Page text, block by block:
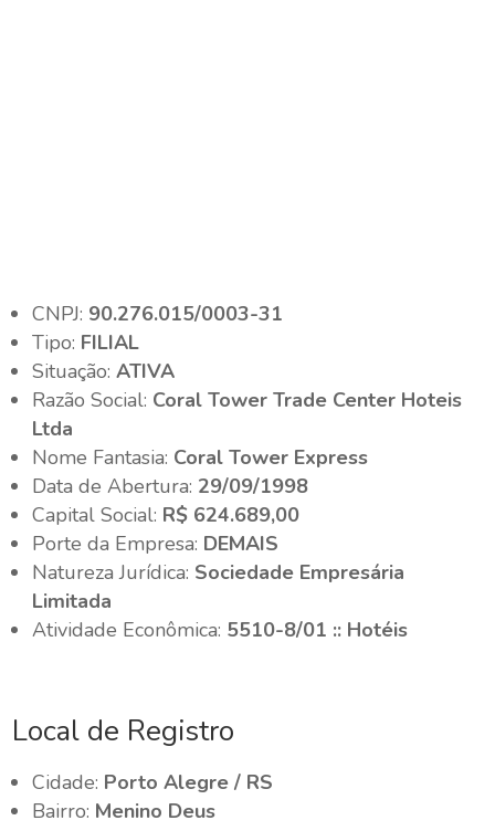
CNPJ: 90.276.015/0003-31
Tipo: FILIAL
Situação:ATIVA
Razão Social: Coral Tower Trade Center Hoteis
Ltda
Nome Fantasia: Coral Tower Express
Data de Abertura: 29/09/1998
Capital Social: R$ 624.689,00
Porte da Empresa: DEMAIS
Natureza Jurídica: Sociedade Empresária
Limitada
Atividade Econômica: 5510-8/01 :: Hotéis
Local de Registro
Cidade: Porto Alegre / RS
Bairro: Menino Deus